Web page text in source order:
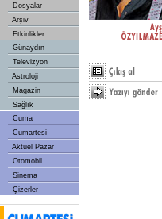
Dosyalar
Arşiv
Etkinlikler
Günaydın
Televizyon
Astroloji
Magazin
Sağlık
Cuma
Cumartesi
Aktüel Pazar
Otomobil
Sinema
Çizerler